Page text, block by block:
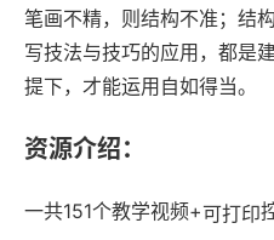
笔画不精，则结构不准；结
写技法与技巧的应用，都是
提下，才能运用自如得当。
资源介绍：
一共151个教学视频+可打印